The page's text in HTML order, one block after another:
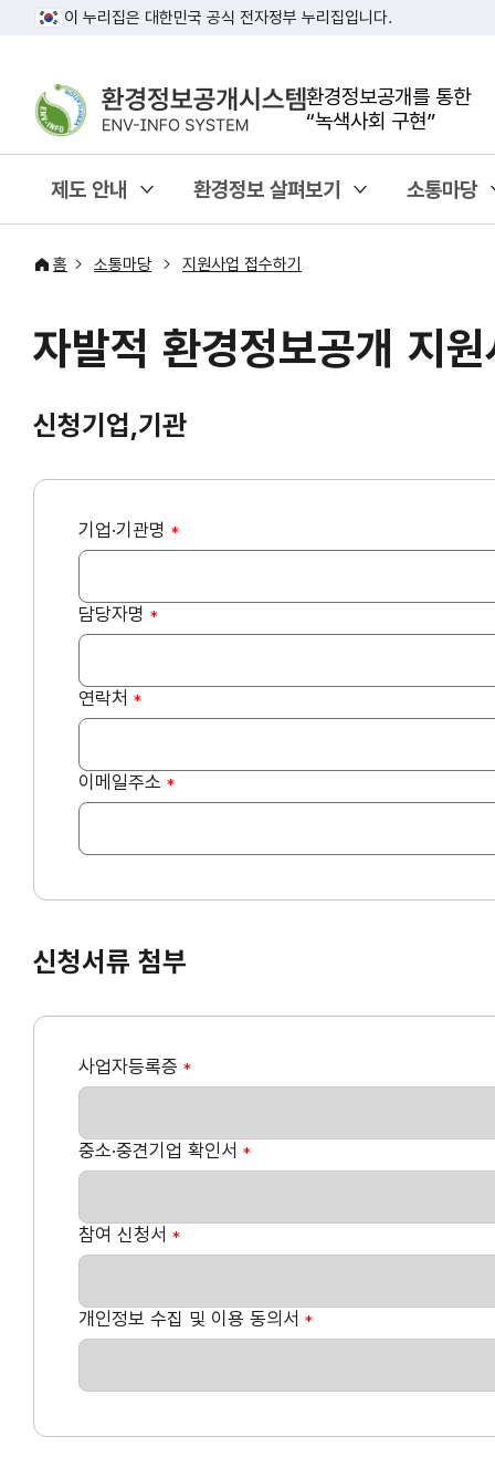
이 누리집은 대한민국 공식 전자정부 누리집입니다.
환경정보공개를 통한
“녹색사회 구현”
제도 안내 환경정보 살펴보기 소통마당
홈 소통마당 지원사업 접수하기
자발적 환경정보공개 지
신청기업,기관
기업·기관명 *
담당자명 *
연락처 *
이메일주소 *
신청서류 첨부
사업자등록증 *
중소·중견기업 확인서 *
참여 신청서 *
개인정보 수집 및 이용 동의서 *